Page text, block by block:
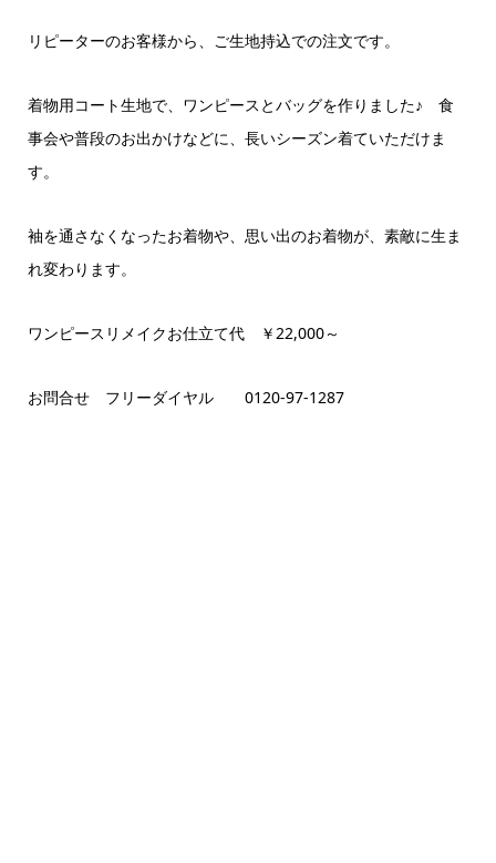
リピーターのお客様から、ご生地持込での注文です。
着物用コート生地で、ワンピースとバッグを作りました♪ 食
事会や普段のお出かけなどに、長いシーズン着ていただけま
す。
袖を通さなくなったお着物や、思い出のお着物が、素敵に生ま
れ変わります。
ワンピースリメイクお仕立て代 ￥22,000～
お問合せ フリーダイヤル 0120-97-1287